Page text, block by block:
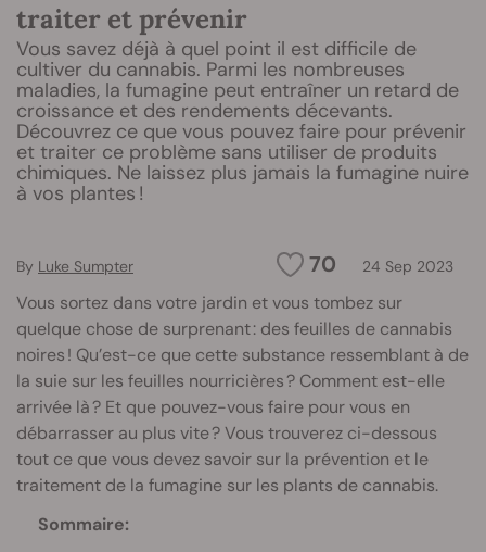
traiter et prévenir
Vous savez déjà à quel point il est difficile de
cultiver du cannabis. Parmi les nombreuses
maladies, la fumagine peut entraîner un retard de
croissance et des rendements décevants.
Découvrez ce que vous pouvez faire pour prévenir
et traiter ce problème sans utiliser de produits
chimiques. Ne laissez plus jamais la fumagine nuire
à vos plantes !
70 24 Sep 2023
By Luke Sumpter
Vous sortez dans votre jardin et vous tombez sur
quelque chose de surprenant : des feuilles de cannabis
noires ! Qu’est-ce que cette substance ressemblant à de
la suie sur les feuilles nourricières ? Comment est-elle
arrivée là ? Et que pouvez-vous faire pour vous en
débarrasser au plus vite ? Vous trouverez ci-dessous
tout ce que vous devez savoir sur la prévention et le
traitement de la fumagine sur les plants de cannabis.
Sommaire: